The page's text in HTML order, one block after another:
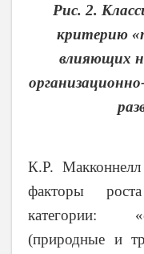
Рис. 2.
критерию
влияющих
К.Р.
факторы
категории:
(природные и